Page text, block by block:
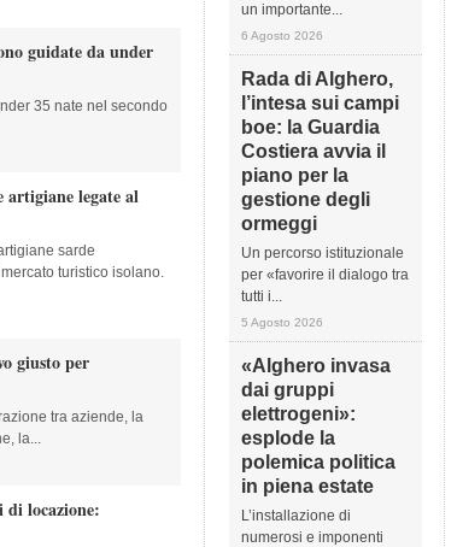
guidate da under
35 nate nel secondo
artigiane legate al
sarde
turistico isolano.
giusto per
tra aziende, la
la...
locazione:
un importante...
6 Agosto 2026
Rada di Alghero,
l’intesa sui campi
boe: la Guardia
Costiera avvia il
piano per la
gestione degli
ormeggi
Un percorso istituzionale
per «favorire il dialogo tra
tutti i...
5 Agosto 2026
«Alghero invasa
dai gruppi
elettrogeni»:
esplode la
polemica politica
in piena estate
L’installazione di
numerosi e imponenti